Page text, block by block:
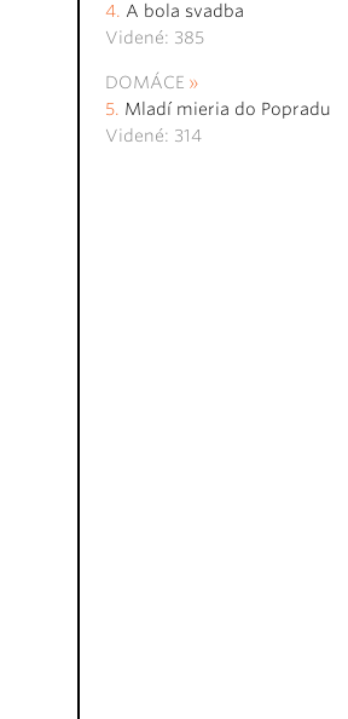
A bola svadba
Videné: 385
DOMÁCE
Mladí mieria do Popradu
Videné: 314